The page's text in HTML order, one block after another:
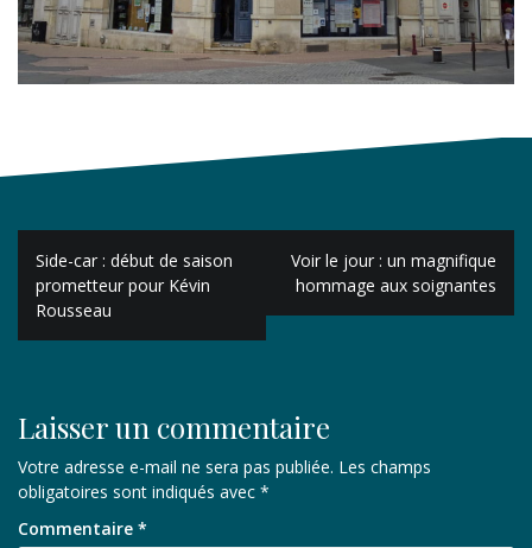
Navigation
de
l’article
Side-car : début de saison
prometteur pour Kévin
Rousseau
Voir le jour : un magnifique
hommage aux soignantes
Laisser un commentaire
Votre adresse e-mail ne sera pas publiée. Les champs
obligatoires sont indiqués avec *
Commentaire *